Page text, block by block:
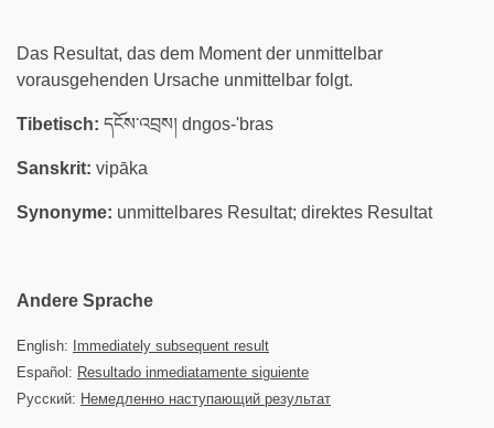
Das Resultat, das dem Moment der unmittelbar
vorausgehenden Ursache unmittelbar folgt.
Tibetisch: དངོས་འབྲས། dngos-'bras
Sanskrit: vipāka
Synonyme: unmittelbares Resultat; direktes Resultat
Andere Sprache
English:
Immediately subsequent result
Español: Resultado inmediatamente siguiente
Русский: Немедленно наступающий результат